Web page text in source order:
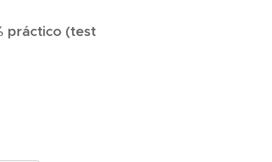
práctico (test